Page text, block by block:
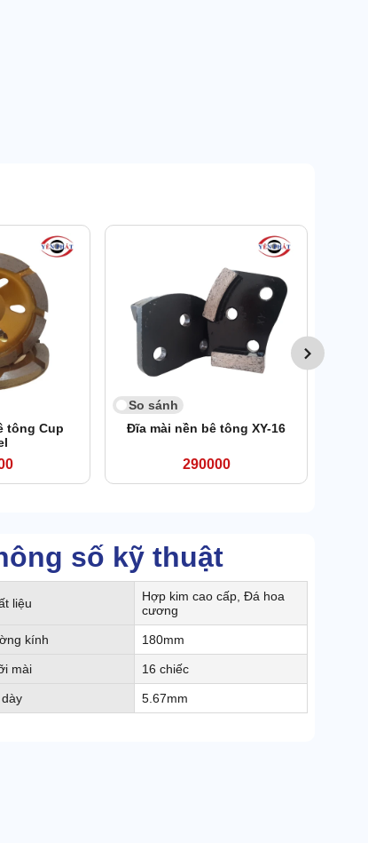
tông Cup
So sánh
Đĩa mài nền bê tông XY-16
290000
số kỹ thuật
liệu
Hợp kim cao cấp, Đá hoa
cương
kính 180mm
mài 16 chiếc
5.67mm